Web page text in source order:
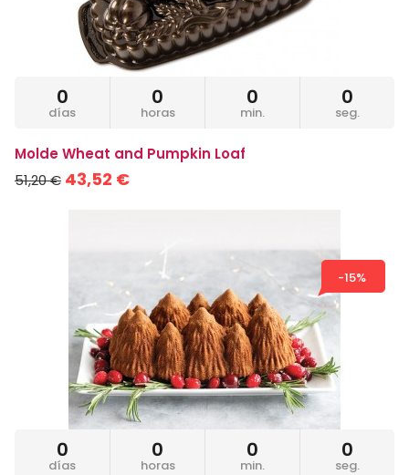
0
días
0
horas
0
min.
0
seg.
Molde Wheat and Pumpkin Loaf
51,20 € 43,52 €
-15%
0
días
0
horas
0
min.
0
seg.